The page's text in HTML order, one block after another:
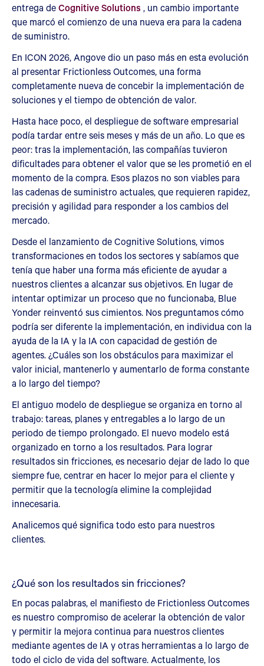
entrega deCognitive Solutions , un cambio importante
que marcó el comienzo de una nueva era para la cadena
de suministro.
En ICON 2026, Angove dio un paso más en esta evolución
al presentar Frictionless Outcomes, una forma
completamente nueva de concebir la implementación de
soluciones y el tiempo de obtención de valor.
Hasta hace poco, el despliegue de software empresarial
podía tardar entre seis meses y más de un año. Lo que es
peor: tras la implementación, las compañías tuvieron
dificultades para obtener el valor que se les prometió en el
momento de la compra. Esos plazos no son viables para
las cadenas de suministro actuales, que requieren rapidez,
precisión y agilidad para responder a los cambios del
mercado.
Desde el lanzamiento de Cognitive Solutions, vimos
transformaciones en todos los sectores y sabíamos que
tenía que haber una forma más eficiente de ayudar a
nuestros clientes a alcanzar sus objetivos. En lugar de
intentar optimizar un proceso que no funcionaba, Blue
Yonder reinventó sus cimientos. Nos preguntamos cómo
podría ser diferente la implementación, en individua con la
ayuda de la IA y la IA con capacidad de gestión de
agentes. ¿Cuáles son los obstáculos para maximizar el
valor inicial, mantenerlo y aumentarlo de forma constante
a lo largo del tiempo?
El antiguo modelo de despliegue se organiza en torno al
trabajo: tareas, planes y entregables a lo largo de un
periodo de tiempo prolongado. El nuevo modelo está
organizado en torno a los resultados. Para lograr
resultados sin fricciones, es necesario dejar de lado lo que
siempre fue, centrar en hacer lo mejor para el cliente y
permitir que la tecnología elimine la complejidad
innecesaria.
Analicemos qué significa todo esto para nuestros
clientes.
¿Qué son los resultados sin fricciones?
En pocas palabras, el manifiesto de Frictionless Outcomes
es nuestro compromiso de acelerar la obtención de valor
y permitir la mejora continua para nuestros clientes
mediante agentes de IA y otras herramientas a lo largo de
todo el ciclo de vida del software. Actualmente, los